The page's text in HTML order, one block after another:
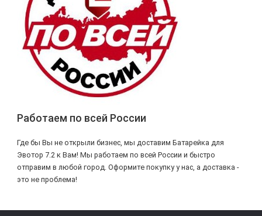
Работаем по всей России
Где бы Вы не открыли бизнес, мы доставим Батарейка для
Эвотор 7.2 к Вам! Мы работаем по всей России и быстро
отправим в любой город. Оформите покупку у нас, а доставка -
это не проблема!